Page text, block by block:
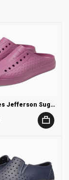
Native Shoes Jefferson Sugarlite Clog
+